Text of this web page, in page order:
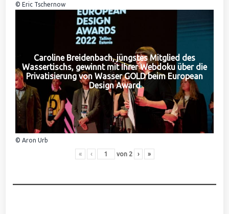
© Eric Tschernow
Caroline Breidenbach, jüngstes Mitglied des
Wassertischs, gewinnt mit Ihrer Webdoku über die
Privatisierung von Wasser GOLD beim European
Design Award
© Aron Urb
« ‹ von 2 › »